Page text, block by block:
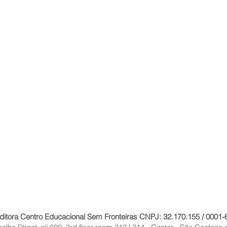
Centro Educacional Sem Fronteiras CNPJ: 32.170.155 / 0001-